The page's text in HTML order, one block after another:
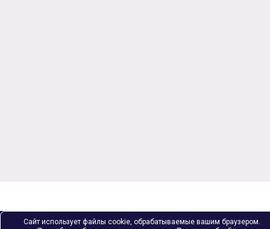
Сайт использует файлы cookie, обрабатываемые вашим браузером.